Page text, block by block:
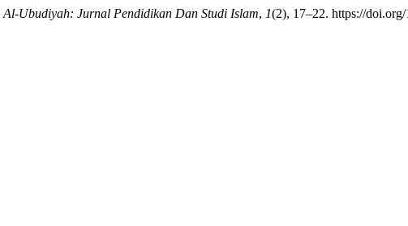
Al-Ubudiyah: Jurnal Pendidikan Dan Studi Islam, 1(2), 17–22. https://